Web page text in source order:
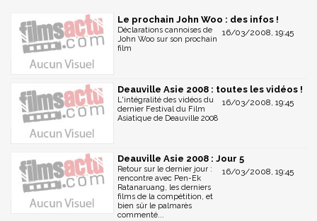
Le prochain John Woo : des infos !
16/03/2008, 19:45
Déclarations cannoises de
John Woo sur son prochain
film
Deauville Asie 2008 : toutes les vidéos !
16/03/2008, 19:45
L'intégralité des vidéos du
dernier Festival du Film
Asiatique de Deauville 2008
Deauville Asie 2008 : Jour 5
16/03/2008, 19:45
Retour sur le dernier jour :
rencontre avec Pen-Ek
Ratanaruang, les derniers
films de la compétition, et
bien sûr le palmarès
commenté...